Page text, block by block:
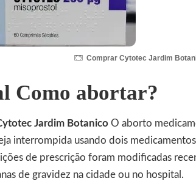
Comprar Cytotec Jardim
Como abortar?
Jardim Botanico O aborto
interrompida usando dois
de prescrição foram modificadas
de gravidez na cidade ou no hospital.